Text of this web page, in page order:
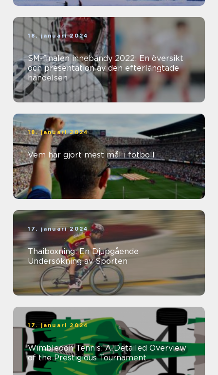
18. januari 2024
SM-finalen innebandy 2022: En översikt
och presentation av den efterlängtade
händelsen
18. januari 2024
Vem har gjort mest mål i fotboll
17. januari 2024
Thaiboxning: En Djupgående
Undersökning av Sporten
17. januari 2024
Wimbledon Tennis: A Detailed Overview
of the Prestigious Tournament